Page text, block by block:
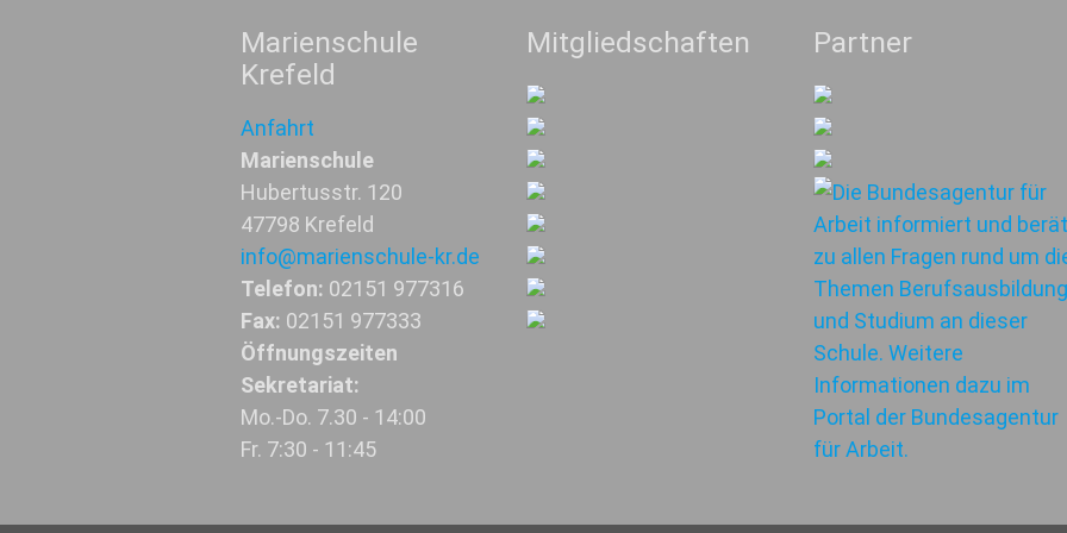
Marienschule
Krefeld
Anfahrt
Marienschule
Hubertusstr. 120
47798 Krefeld
info@marienschule-kr.de
Telefon: 02151 977316
Fax: 02151 977333
Öffnungszeiten
Sekretariat:
Mo.-Do. 7.30 - 14:00
Fr. 7:30 - 11:45
Mitgliedschaften Partner